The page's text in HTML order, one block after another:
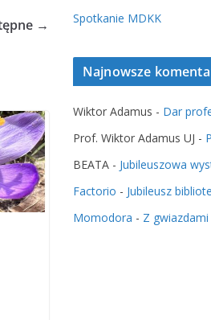
→
Spotkanie MDKK
Najnowsze
Wiktor Adamus - Dar
Prof. Wiktor Adamus UJ -
BEATA - Jubileuszowa
Factorio - Jubileusz
Momodora - Z